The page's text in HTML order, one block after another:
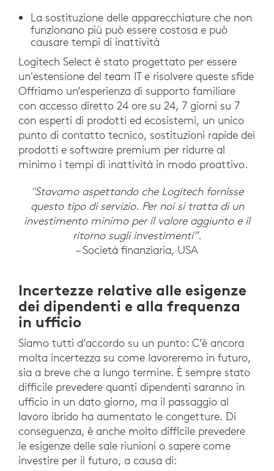
La sostituzione delle apparecchiature che non
funzionano più può essere costosa e può
causare tempi di inattività
Logitech Select è stato progettato per essere
un'estensione del team IT e risolvere queste sfide
Offriamo un’esperienza di supporto familiare
con accesso diretto 24 ore su 24, 7 giorni su 7
con esperti di prodotti ed ecosistemi, un unico
punto di contatto tecnico, sostituzioni rapide dei
prodotti e software premium per ridurre al
minimo i tempi di inattività in modo proattivo.
"Stavamo aspettando che Logitech fornisse
questo tipo di servizio. Per noi si tratta di un
investimento minimo per il valore aggiunto e il
ritorno sugli investimenti”.
– Società finanziaria, USA
Incertezze relative alle esigenze
dei dipendenti e alla frequenza
in ufficio
Siamo tutti d’accordo su un punto: C’è ancora
molta incertezza su come lavoreremo in futuro,
sia a breve che a lungo termine. È sempre stato
difficile prevedere quanti dipendenti saranno in
ufficio in un dato giorno, ma il passaggio al
lavoro ibrido ha aumentato le congetture. Di
conseguenza, è anche molto difficile prevedere
le esigenze delle sale riunioni o sapere come
investire per il futuro, a causa di: